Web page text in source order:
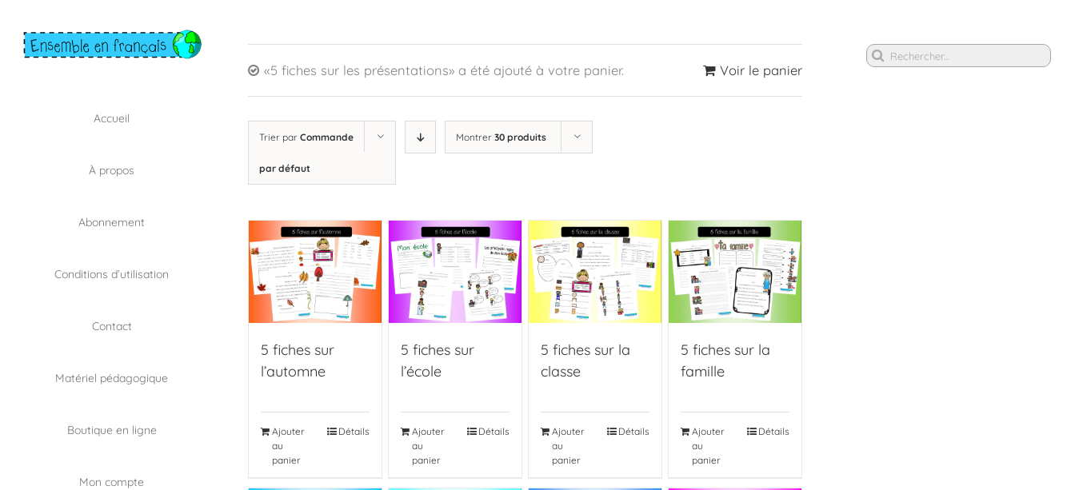
content
Accueil
À propos
Abonnement
Conditions d’utilisation
Contact
Matériel pédagogique
Boutique en ligne
Mon compte
Voir le panier
«5 fiches sur les présentations» a été ajouté à votre panier.
Trier par Commande
par défaut
Montrer 30 produits
5 fiches sur
l’automne
Ajouter
au
panier
Détails
5 fiches sur
l’école
Ajouter
au
panier
Détails
5 fiches sur la
classe
Ajouter
au
panier
Détails
5 fiches sur la
famille
Ajouter
au
panier
Détails
Rechercher